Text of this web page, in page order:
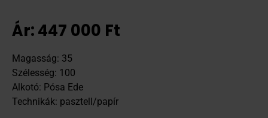
Ár:447 000 Ft
Magasság: 35
Szélesség: 100
Alkotó: Pósa Ede
Technikák: pasztell/papír